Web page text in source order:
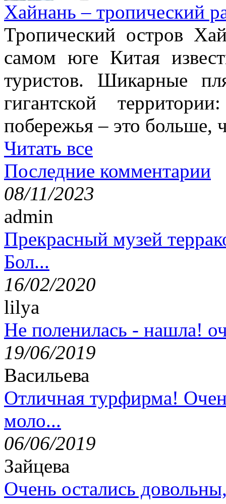
Хайнань – тропический
Тропический остров
самом юге Китая
туристов. Шикарные
гигантской
побережья – это
Читать все
Последние комментарии
08/11/2023
admin
Прекрасный музей
Бол...
16/02/2020
lilya
Не поленилась - нашла!
19/06/2019
Васильева
Отличная турфирма!
моло...
06/06/2019
Зайцева
Очень остались